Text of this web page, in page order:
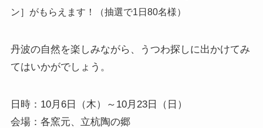
ン］がもらえます！（抽選で1日80名様）
丹波の自然を楽しみながら、うつわ探しに出かけてみ
てはいかがでしょう。
日時：10月6日（木）～10月23日（日）
会場：各窯元、立杭陶の郷